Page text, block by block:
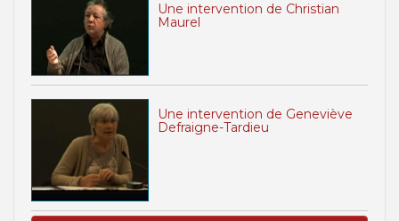
Une intervention de Christian
Maurel
Une intervention de Geneviève
Defraigne-Tardieu